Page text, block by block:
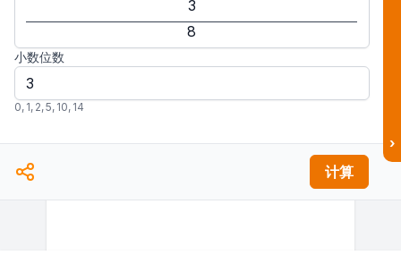
小数位数
0, 1, 2,5, 10, 14
计算
›